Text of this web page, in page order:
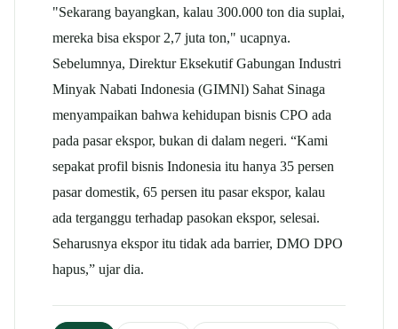
"Sekarang bayangkan, kalau 300.000 ton dia suplai,
mereka bisa ekspor 2,7 juta ton," ucapnya.
Sebelumnya, Direktur Eksekutif Gabungan Industri
Minyak Nabati Indonesia (GIMNl) Sahat Sinaga
menyampaikan bahwa kehidupan bisnis CPO ada
pada pasar ekspor, bukan di dalam negeri. “Kami
sepakat profil bisnis Indonesia itu hanya 35 persen
pasar domestik, 65 persen itu pasar ekspor, kalau
ada terganggu terhadap pasokan ekspor, selesai.
Seharusnya ekspor itu tidak ada barrier, DMO DPO
hapus,” ujar dia.